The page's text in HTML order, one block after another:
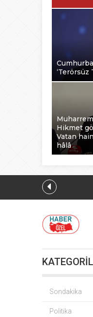
‘Terörsüz
Hikmet
Vatan
hâlâ
Sondakika
Politika